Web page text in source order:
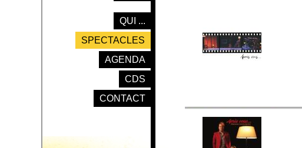
QUI ...
SPECTACLES
AGENDA
CDS
CONTACT